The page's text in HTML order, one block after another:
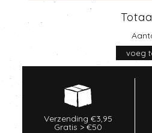
Verzending €3,95
Gratis > €50